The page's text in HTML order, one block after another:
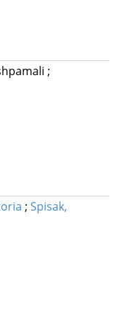
;
; Spisak,